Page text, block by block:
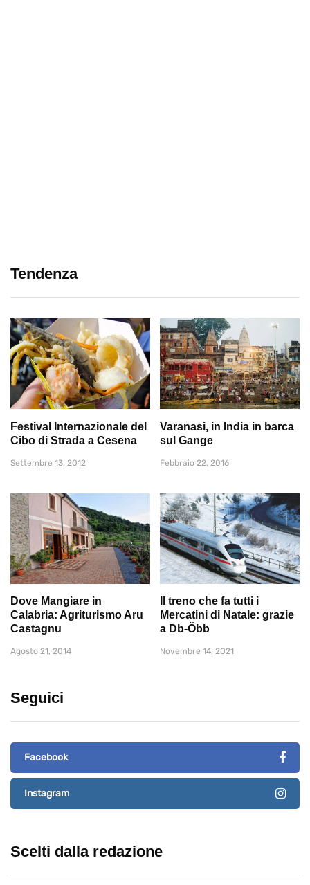
Tendenza
Festival Internazionale del
Cibo di Strada a Cesena
Settembre 13, 2012
Varanasi, in India in barca
sul Gange
Febbraio 22, 2016
Dove Mangiare in
Calabria: Agriturismo Aru
Castagnu
Agosto 21, 2014
Il treno che fa tutti i
Mercatini di Natale: grazie
a Db-Öbb
Novembre 14, 2021
Seguici
Facebook
Instagram
Scelti dalla redazione